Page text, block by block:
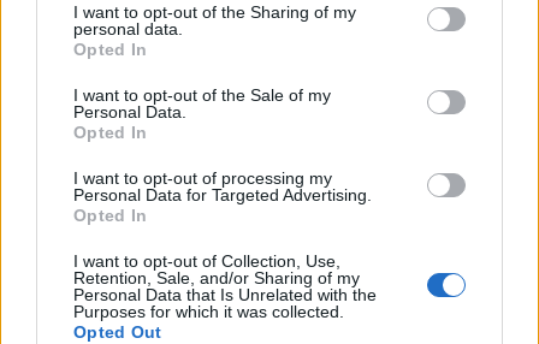
I want to opt-out of the Sharing of my
personal data.
Opted In
I want to opt-out of the Sale of my
Personal Data.
Opted In
I want to opt-out of processing my
Personal Data for Targeted Advertising.
Opted In
I want to opt-out of Collection, Use,
Retention, Sale, and/or Sharing of my
Personal Data that Is Unrelated with the
Purposes for which it was collected.
Opted Out
sono anche la curiosità riguardo alla
madre del titolo, cui Ted continua ad
alludere fastidiosamente. A tenere
banco è poi la fittissima rete di assurdi
riferimenti interni con archi narrativi
sbalorditivi: se non avete buona
memoria ilbinge watching
obbligatorio.